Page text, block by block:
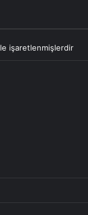
işaretlenmişlerdir